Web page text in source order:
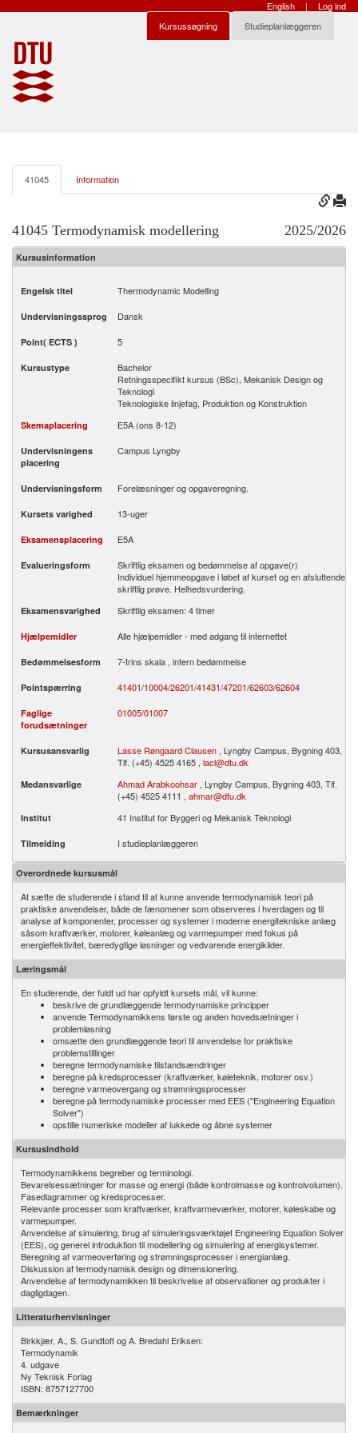
English |
Log ind
Kursussøgning
Studieplanlæggeren
41045 Information
41045 Termodynamisk modellering 2025/2026
Kursusinformation
Engelsk titel Thermodynamic Modelling
Undervisningssprog Dansk
Point( ECTS ) 5
Kursustype
Bachelor
Retningsspecifikt kursus (BSc), Mekanisk Design og
Teknologi
Teknologiske linjefag, Produktion og Konstruktion
Skemaplacering E5A (ons 8-12)
Undervisningens
placering
Campus Lyngby
Undervisningsform Forelæsninger og opgaveregning.
Kursets varighed 13-uger
Eksamensplacering E5A
Evalueringsform
Skriftlig eksamen og bedømmelse af opgave(r)
Individuel hjemmeopgave i løbet af kurset og en afsluttende
skriftlig prøve. Helhedsvurdering.
Eksamensvarighed Skriftlig eksamen: 4 timer
Hjælpemidler Alle hjælpemidler - med adgang til internettet
Bedømmelsesform 7-trins skala , intern bedømmelse
Pointspærring 41401/­10004/­26201/­41431/­47201/­62603/­62604
Faglige
forudsætninger
01005/01007
Kursusansvarlig Lasse Røngaard Clausen , Lyngby Campus, Bygning 403,
Tlf. (+45) 4525 4165 , lacl@dtu.dk
Medansvarlige Ahmad Arabkoohsar , Lyngby Campus, Bygning 403, Tlf.
(+45) 4525 4111 , ahmar@dtu.dk
Institut 41 Institut for Byggeri og Mekanisk Teknologi
Tilmelding I studieplanlæggeren
Overordnede kursusmål
At sætte de studerende i stand til at kunne anvende termodynamisk teori på
praktiske anvendelser, både de fænomener som observeres i hverdagen og til
analyse af komponenter, processer og systemer i moderne energitekniske anlæg
såsom kraftværker, motorer, køleanlæg og varmepumper med fokus på
energieffektivitet, bæredygtige løsninger og vedvarende energikilder.
Læringsmål
En studerende, der fuldt ud har opfyldt kursets mål, vil kunne:
beskrive de grundlæggende termodynamiske principper
anvende Termodynamikkens første og anden hovedsætninger i
problemløsning
omsætte den grundlæggende teori til anvendelse for praktiske
problemstillinger
beregne termodynamiske tilstandsændringer
beregne på kredsprocesser (kraftværker, køleteknik, motorer osv.)
beregne varmeovergang og strømningsprocesser
beregne på termodynamiske processer med EES ("Engineering Equation
Solver")
opstille numeriske modeller af lukkede og åbne systemer
Kursusindhold
Termodynamikkens begreber og terminologi.
Bevarelsessætninger for masse og energi (både kontrolmasse og kontrolvolumen).
Fasediagrammer og kredsprocesser.
Relevante processer som kraftværker, kraftvarmeværker, motorer, køleskabe og
varmepumper.
Anvendelse af simulering, brug af simuleringsværktøjet Engineering Equation Solver
(EES), og generel introduktion til modellering og simulering af energisystemer.
Beregning af varmeoverføring og strømningsprocesser i energianlæg.
Diskussion af termodynamisk design og dimensionering.
Anvendelse af termodynamikken til beskrivelse af observationer og produkter i
dagligdagen.
Litteraturhenvisninger
Birkkjær, A., S. Gundtoft og A. Bredahl Eriksen:
Termodynamik
4. udgave
Ny Teknisk Forlag
ISBN: 8757127700
Bemærkninger